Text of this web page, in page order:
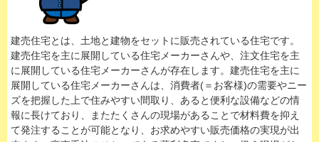
建売住宅とは、土地と建物をセットに販売されている住宅です。
建売住宅を主に展開している住宅メーカーさんや、注文住宅を主
に展開している住宅メーカーさんが存在します。建売住宅を主に
展開している住宅メーカーさんは、消費者(＝お客様)の需要やニー
ズを把握した上で住みやすい間取り、あると便利な設備などの情
報に長けており、またたくさんの現場があることで材料費を抑え
て発注することが可能となり、お求めやすい販売価格の実現が出